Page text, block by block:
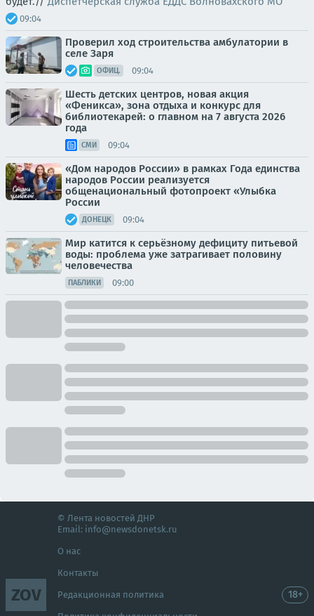
09:04
Проверил ход строительства амбулатории в
селе Заря
ОФИЦ. 09:04
Шесть детских центров, новая акция
«Феникса», зона отдыха и конкурс для
библиотекарей: о главном на 7 августа 2026
года
СМИ 09:04
«Дом народов России» в рамках Года единства
народов России реализуется
общенациональный фотопроект «Улыбка
России
ДОНЕЦК 09:04
Мир катится к серьёзному дефициту питьевой
воды: проблема уже затрагивает половину
человечества
ПАБЛИКИ 09:00
ZOV
© Лента новостей ДНР
Email: info@newsdonetsk.ru
О нас
Контакты
Редакционная политика 18+